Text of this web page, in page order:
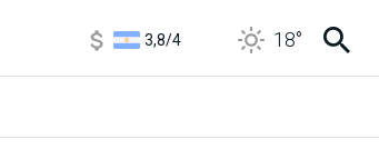
6850/
5900/5960
18°